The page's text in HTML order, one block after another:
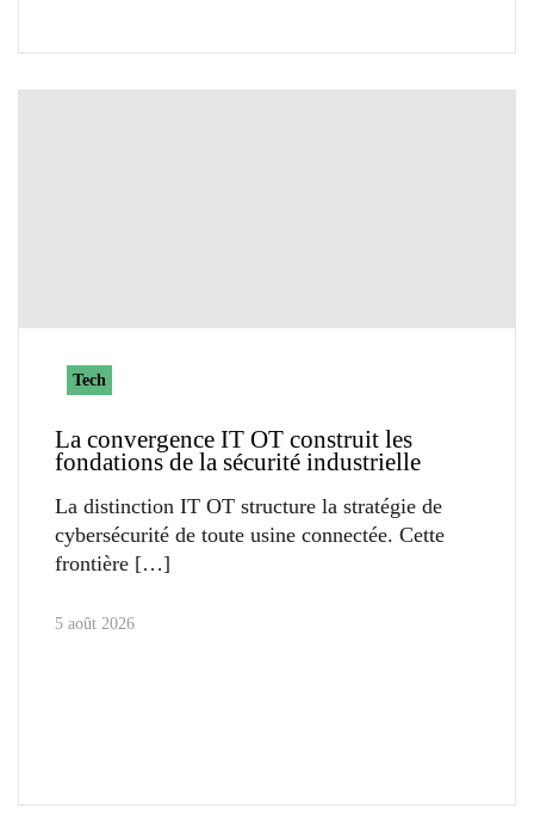
Tech
La convergence IT OT construit les
fondations de la sécurité industrielle
La distinction IT OT structure la stratégie de
cybersécurité de toute usine connectée. Cette
frontière
5 août 2026